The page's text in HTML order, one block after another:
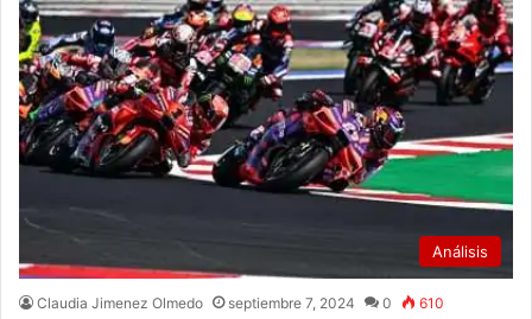
Análisis
Claudia Jimenez Olmedo septiembre 7, 2024 0 610